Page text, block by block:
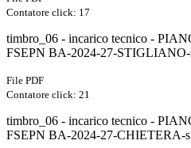
Contatore click: 17
timbro_06 - incarico tecnico -
FSEPN BA-2024-27-STIGLIANO-
File PDF
Contatore click: 21
timbro_06 - incarico tecnico -
FSEPN BA-2024-27-CHIETERA-